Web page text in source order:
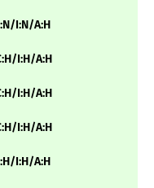
I:N/A:H
I:H/A:H
I:H/A:H
I:H/A:H
I:H/A:H